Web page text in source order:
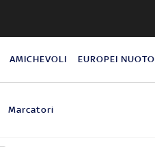
AMICHEVOLI EUROPEI NUOTO
Marcatori